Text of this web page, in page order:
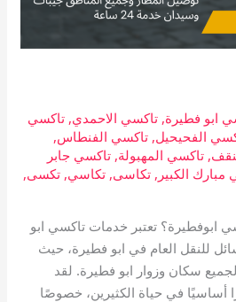
ابو فطيرة,تاكسي الاحمدي,تاكسي
الفحيحيل,تاكسي الفنطاس,
,تاكسي المهبولة,تاكسي جابر
مبارك الكبير ,تكاسى,تكاسي,تكسى,
ابوفطيرة؟ تعتبر خدمات تاكسي ابو
للنقل العام في ابو فطيرة، حيث
سكان وزوار ابو فطيرة. لقد
في حياة الكثيرين، خصوصًا